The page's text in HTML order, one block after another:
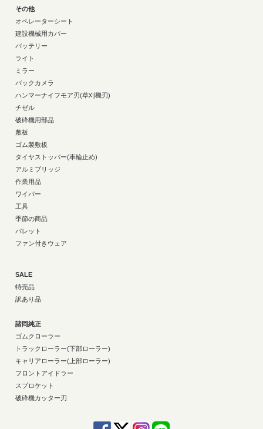
その他
オペレーターシート
建設機械用カバー
バッテリー
ライト
ミラー
バックカメラ
ハンマーナイフモア刃(草刈機刃)
チゼル
破砕機用部品
敷板
ゴム製敷板
タイヤストッパー(車輪止め)
アルミブリッジ
作業用品
ワイパー
工具
季節の商品
パレット
ファン付きウェア
SALE
特売品
訳あり品
諸岡純正
ゴムクローラー
トラックローラー(下部ローラー)
キャリアローラー(上部ローラー)
フロントアイドラー
スプロケット
破砕機カッター刃